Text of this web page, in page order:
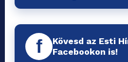
f
Kövesd az Esti
Facebookon is!